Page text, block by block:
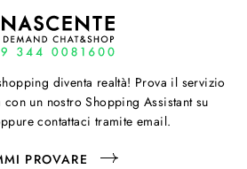
diventa realtà! Prova il servizio
con un nostro Shopping Assistant su
contattaci tramite email.
PROVARE